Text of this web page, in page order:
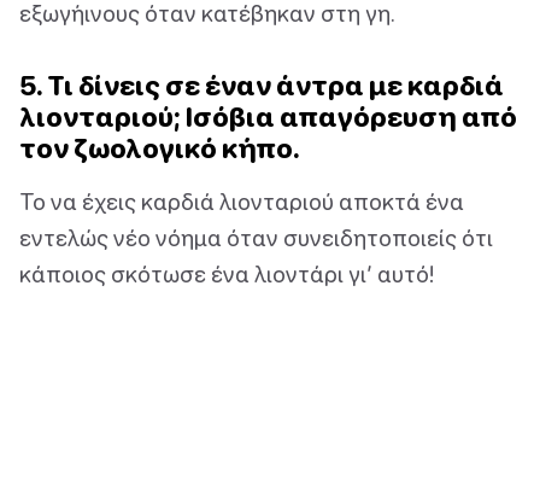
εξωγήινους όταν κατέβηκαν στη γη.
5. Τι δίνεις σε έναν άντρα με καρδιά
λιονταριού; Ισόβια απαγόρευση από
τον ζωολογικό κήπο.
Το να έχεις καρδιά λιονταριού αποκτά ένα
εντελώς νέο νόημα όταν συνειδητοποιείς ότι
κάποιος σκότωσε ένα λιοντάρι γι’ αυτό!